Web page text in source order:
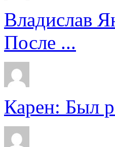
Владислав
После ...
Карен: Был